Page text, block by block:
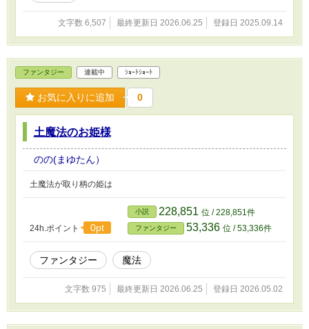
文字数 6,507 最終更新日 2026.06.25 登録日 2025.09.14
ファンタジー 連載中 ｼｮｰﾄｼｮｰﾄ
お気に入りに追加 0
土魔法のお姫様
のの(まゆたん）
土魔法が取り柄の姫は
24h.ポイント 0pt
小説 228,851 位 / 228,851件
ファンタジー 53,336 位 / 53,336件
ファンタジー 魔法
文字数 975 最終更新日 2026.06.25 登録日 2026.05.02